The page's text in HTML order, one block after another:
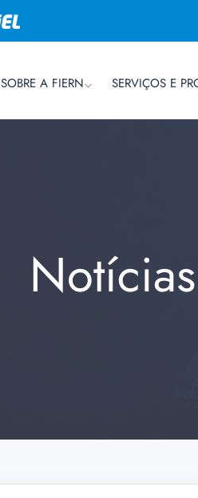
SOBRE A FIERN SERVIÇOS E